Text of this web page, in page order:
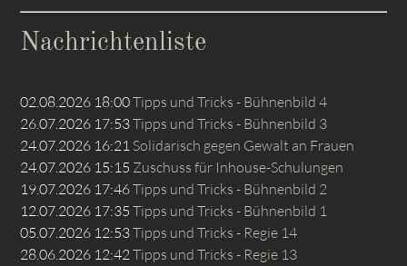
Nachrichtenliste
02.08.2026 18:00Tipps und Tricks - Bühnenbild 4
26.07.2026 17:53Tipps und Tricks - Bühnenbild 3
24.07.2026 16:21 Solidarisch gegen Gewalt an Frauen
24.07.2026 15:15 Zuschuss für Inhouse-Schulungen
19.07.2026 17:46Tipps und Tricks - Bühnenbild 2
12.07.2026 17:35 Tipps und Tricks - Bühnenbild 1
05.07.2026 12:53Tipps und Tricks - Regie 14
28.06.2026 12:42 Tipps und Tricks - Regie 13